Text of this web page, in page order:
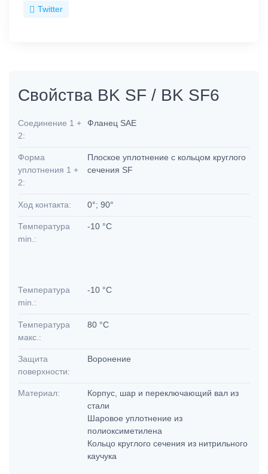
Twitter
Свойства BK SF / BK SF6
Соединение 1 +
2:
Фланец SAE
Форма
уплотнения 1 +
2:
Плоское уплотнение с кольцом круглого
сечения SF
Ход контакта: 0°; 90°
Температура
min.:
-10 °C
Температура
min.:
-10 °C
Температура
макс.:
80 °C
Защита
поверхности:
Воронение
Материал:
Корпус, шар и переключающий вал из
стали
Шаровое уплотнение из
полиоксиметилена
Кольцо круглого сечения из нитрильного
каучука